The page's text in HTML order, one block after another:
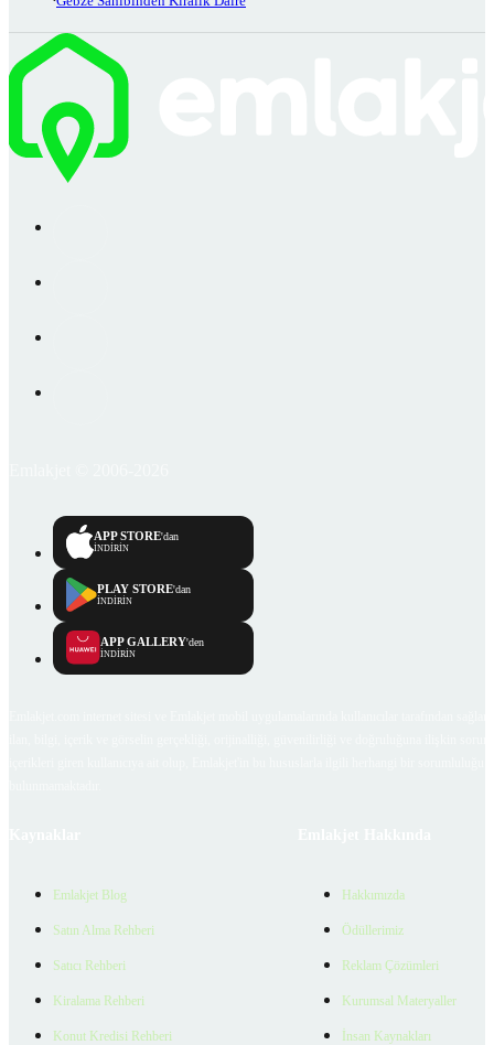
APP STORE'dan
İNDİRİN
PLAY STORE'dan
İNDİRİN
APP GALLERY'den
İNDİRİN
Emlakjet Blog
Satın Alma Rehberi
Satıcı Rehberi
Kiralama Rehberi
Konut Kredisi Rehberi
Hakkımızda
Ödüllerimiz
Reklam Çözümleri
Kurumsal Materyaller
İnsan Kaynakları